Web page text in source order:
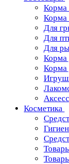
Корма
Корма
Для
Для
Для
Корма
Корма
Косметика